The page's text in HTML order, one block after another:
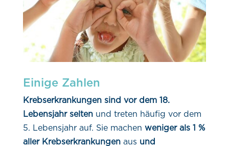
Einige Zahlen
Krebserkrankungen sind vor dem 18.
Lebensjahr seltenund treten häufig vor dem
5. Lebensjahr auf. Sie machen weniger als 1 %
aller Krebserkrankungenaus und